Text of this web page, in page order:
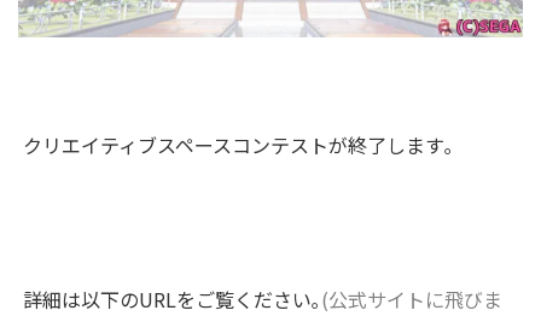
クリエイティブスペースコンテストが終了します｡
詳細は以下のURLをご覧ください｡(公式サイトに飛びま